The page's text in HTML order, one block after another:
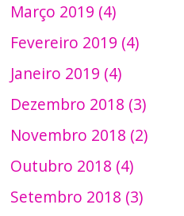
Março 2019 (4)
Fevereiro 2019 (4)
Janeiro 2019 (4)
Dezembro 2018 (3)
Novembro 2018 (2)
Outubro 2018 (4)
Setembro 2018 (3)